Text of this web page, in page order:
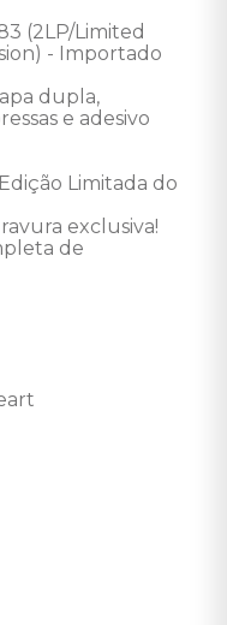
(2LP/Limited
- Importado
dupla,
e adesivo
Limitada do
exclusiva!
de